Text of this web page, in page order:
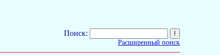
Поиск:
Расширенный поиск